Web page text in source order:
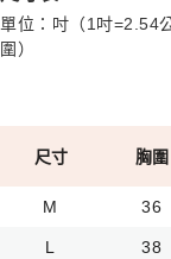
單位：吋（1吋=2.54
圍）
尺寸 胸圍
M 36
L 38